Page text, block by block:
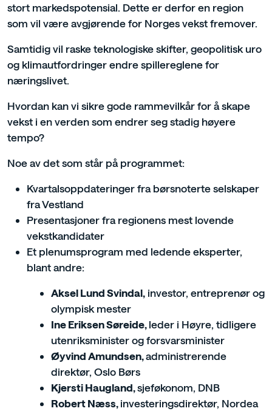
stort markedspotensial. Dette er derfor en region
som vil være avgjørende for Norges vekst fremover.
Samtidig vil raske teknologiske skifter, geopolitisk uro
og klimautfordringer endre spillereglene for
næringslivet.
Hvordan kan vi sikre gode rammevilkår for å skape
vekst i en verden som endrer seg stadig høyere
tempo?
Noe av det som står på programmet:
Kvartalsoppdateringer fra børsnoterte selskaper
fra Vestland
Presentasjoner fra regionens mest lovende
vekstkandidater
Et plenumsprogram med ledende eksperter,
blant andre:
Aksel Lund Svindal, investor, entreprenør og
olympisk mester
Ine Eriksen Søreide, leder i Høyre, tidligere
utenriksminister og forsvarsminister
Øyvind Amundsen, administrerende
direktør, Oslo Børs
Kjersti Haugland, sjeføkonom, DNB
Robert Næss, investeringsdirektør, Nordea